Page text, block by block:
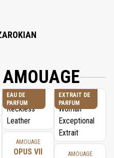
EAU DE
PARFUM
AMOUAGE
OPUS VII
EXTRAIT DE
PARFUM
AMOUAGE